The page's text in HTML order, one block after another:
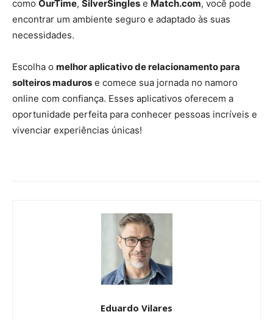
como OurTime, SilverSingles e Match.com, você pode
encontrar um ambiente seguro e adaptado às suas
necessidades.
Escolha o melhor aplicativo de relacionamento para
solteiros maduros e comece sua jornada no namoro
online com confiança. Esses aplicativos oferecem a
oportunidade perfeita para conhecer pessoas incríveis e
vivenciar experiências únicas!
Eduardo Vilares